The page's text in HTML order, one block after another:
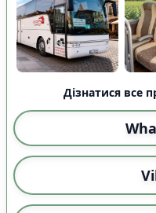
Дізнатися все